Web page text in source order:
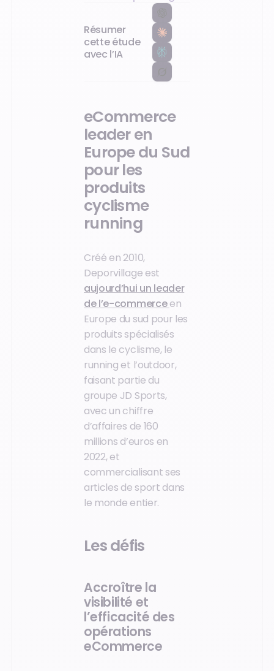
Résumer
cette étude
avec l’IA
eCommerce
leader en
Europe du Sud
pour les
produits
cyclisme
running
Créé en 2010,
Deporvillage est
aujourd’hui un leader
de l’e-commerceen
Europe du sud pour les
produits spécialisés
dans le cyclisme, le
running et l’outdoor,
faisant partie du
groupe JD Sports,
avec un chiffre
d’affaires de 160
millions d’euros en
2022, et
commercialisant ses
articles de sport dans
le monde entier.
Les défis
Accroître la
visibilité et
l’efficacité des
opérations
eCommerce